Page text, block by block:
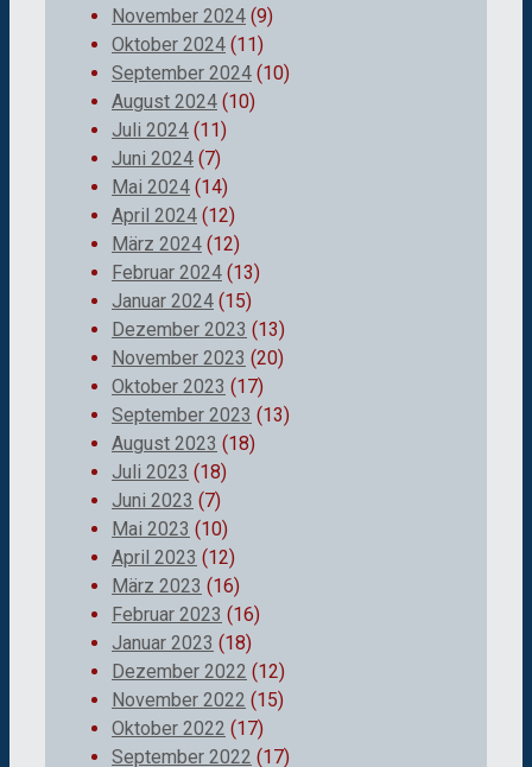
November 2024 (9)
Oktober 2024 (11)
September 2024 (10)
August 2024 (10)
Juli 2024 (11)
Juni 2024 (7)
Mai 2024 (14)
April 2024 (12)
März 2024 (12)
Februar 2024 (13)
Januar 2024 (15)
Dezember 2023 (13)
November 2023 (20)
Oktober 2023 (17)
September 2023 (13)
August 2023 (18)
Juli 2023 (18)
Juni 2023 (7)
Mai 2023 (10)
April 2023 (12)
März 2023 (16)
Februar 2023 (16)
Januar 2023 (18)
Dezember 2022 (12)
November 2022 (15)
Oktober 2022 (17)
September 2022 (17)